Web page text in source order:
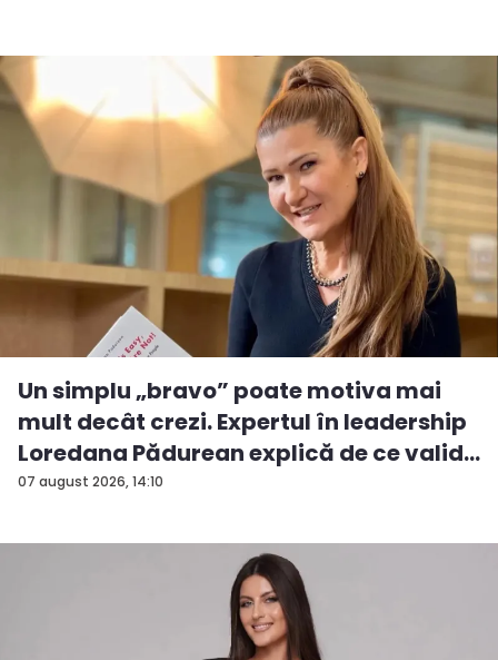
07 august 2026, 14:10
Un simplu „bravo” poate motiva mai
mult decât crezi. Expertul în leadership
Loredana Pădurean explică de ce valid...